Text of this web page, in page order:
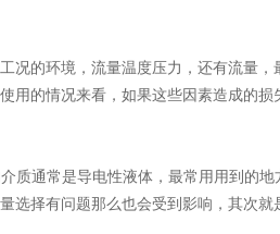
况的环境，流量温度压力，还有流量
用的情况来看，如果这些因素造成的损
质通常是导电性液体，最常用用到的
选择有问题那么也会受到影响，其次就